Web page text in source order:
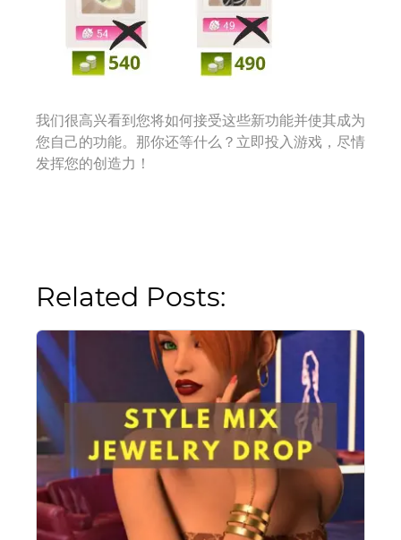
我们很高兴看到您将如何接受这些新功能并使其成为
您自己的功能。那你还等什么？立即投入游戏，尽情
发挥您的创造力！
Related Posts: